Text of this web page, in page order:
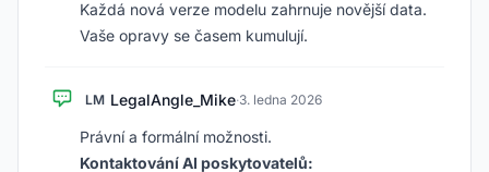
Každá nová verze modelu zahrnuje novější data.
Vaše opravy se časem kumulují.
LM LegalAngle_Mike·3. ledna 2026
Právní a formální možnosti.
Kontaktování AI poskytovatelů: